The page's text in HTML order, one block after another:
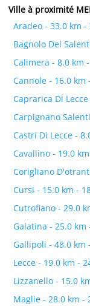
Ville à proximité
Aradeo - 33.0 km -
Bagnolo Del
Calimera - 8.0 km
Cannole - 16.0 km
Caprarica Di
Carpignano
Castri Di Lecce -
Cavallino - 19.0
Corigliano
Cursi - 15.0 km -
Cutrofiano - 29.0
Galatina - 25.0 km
Gallipoli - 48.0 km
Lecce - 19.0 km -
Lizzanello - 15.0
Maglie - 28.0 km -